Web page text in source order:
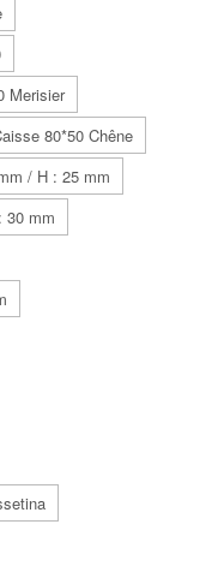
Merisier
80*50 Chêne
/ H : 25 mm
30 mm